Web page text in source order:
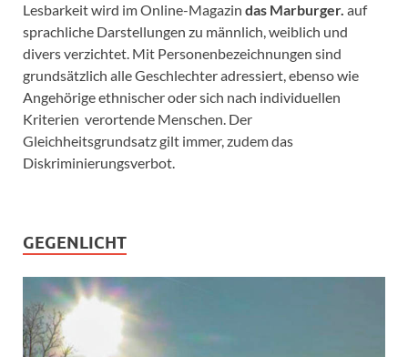
Lesbarkeit wird im Online-Magazin das Marburger. auf
sprachliche Darstellungen zu männlich, weiblich und
divers verzichtet. Mit Personenbezeichnungen sind
grundsätzlich alle Geschlechter adressiert, ebenso wie
Angehörige ethnischer oder sich nach individuellen
Kriterien verortende Menschen. Der
Gleichheitsgrundsatz gilt immer, zudem das
Diskriminierungsverbot.
GEGENLICHT